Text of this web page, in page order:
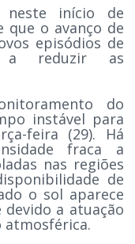
neste início de
que o avanço de
episódios de
reduzir as
do
instável para
feira (29). Há
fraca a
nas regiões
de
o sol aparece
devido a atuação
atmosférica.